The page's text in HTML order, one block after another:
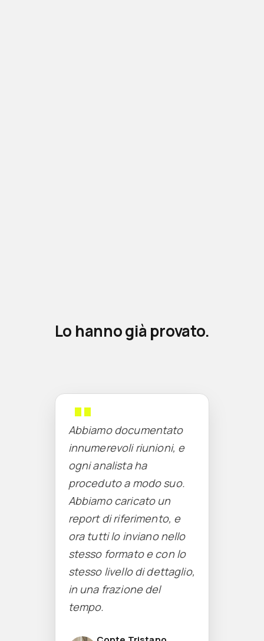
Lo hanno già provato.
Abbiamo documentato
innumerevoli riunioni, e
ogni analista ha
proceduto a modo suo.
Abbiamo caricato un
report di riferimento, e
ora tutti lo inviano nello
stesso formato e con lo
stesso livello di dettaglio,
in una frazione del
tempo.